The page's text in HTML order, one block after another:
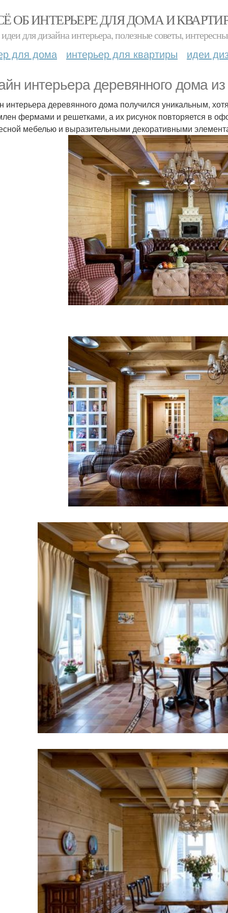
ОБ ИНТЕРЬЕРЕ ДЛЯ ДОМА И
для дизайна интерьера, полезные советы,
для дома интерьер для квартиры идеи
интерьера деревянного дома из
интерьера деревянного дома получился уникальным,
фермами и решетками, а их рисунок повторяется в
мебелью и выразительными декоративными